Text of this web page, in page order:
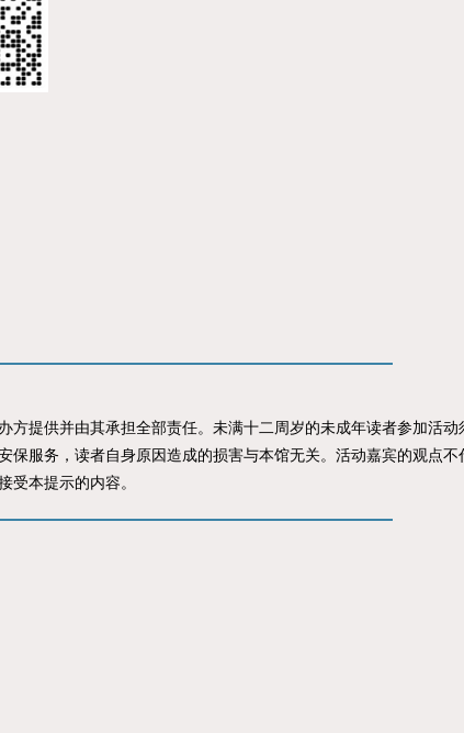
提供并由其承担全部责任。未满十二周岁的未成年读者参加活动
保服务，读者自身原因造成的损害与本馆无关。活动嘉宾的观点
受本提示的内容。